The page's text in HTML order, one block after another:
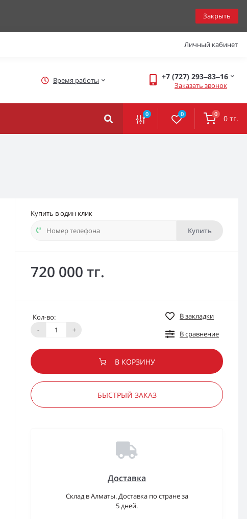
Закрыть
Личный кабинет
Время работы +7 (727) 293‒83‒16
Заказать звонок
0 0 0 0 тг.
Купить в один клик
Купить
720 000 тг.
Кол-во:
-
+
В закладки
В сравнение
В КОРЗИНУ
БЫСТРЫЙ ЗАКАЗ
Доставка
Склад в Алматы. Доставка по стране за
5 дней.